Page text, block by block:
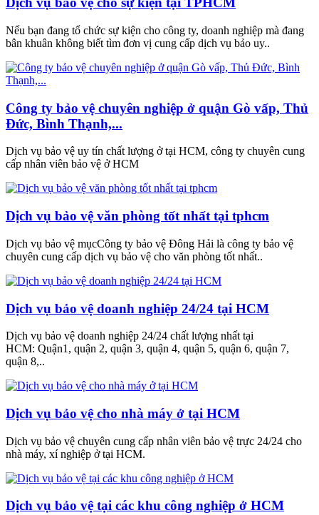
Nếu bạn đang tổ chức sự kiện cho công ty, doanh nghiệp mà đang
bân khuân không biết tìm đơn vị cung cấp dịch vụ bảo uy..
Công ty bảo vệ chuyên nghiệp ở quận Gò vấp, Thủ
Đức, Bình Thạnh,...
Dịch vụ bảo vệ uy tín chất lượng ở tại HCM, công ty chuyên cung
cấp nhân viên bảo vệ ở HCM
Dịch vụ bảo vệ văn phòng tốt nhất tại tphcm
Dịch vụ bảo vệ mụcCông ty bảo vệ Đông Hải là công ty bảo vệ
chuyên cung cấp dịch vụ bảo vệ cho văn phòng tốt nhất..
Dịch vụ bảo vệ doanh nghiệp 24/24 tại HCM
Dịch vụ bảo vệ doanh nghiệp 24/24 chất lượng nhất tại
HCM: Quận1, quận 2, quận 3, quận 4, quận 5, quận 6, quận 7,
quận 8,..
Dịch vụ bảo vệ cho nhà máy ở tại HCM
Dịch vụ bảo vệ chuyên cung cấp nhân viên bảo vệ trực 24/24 cho
nhà máy, xí nghiệp ở tại HCM.
Dịch vụ bảo vệ tại các khu công nghiệp ở HCM